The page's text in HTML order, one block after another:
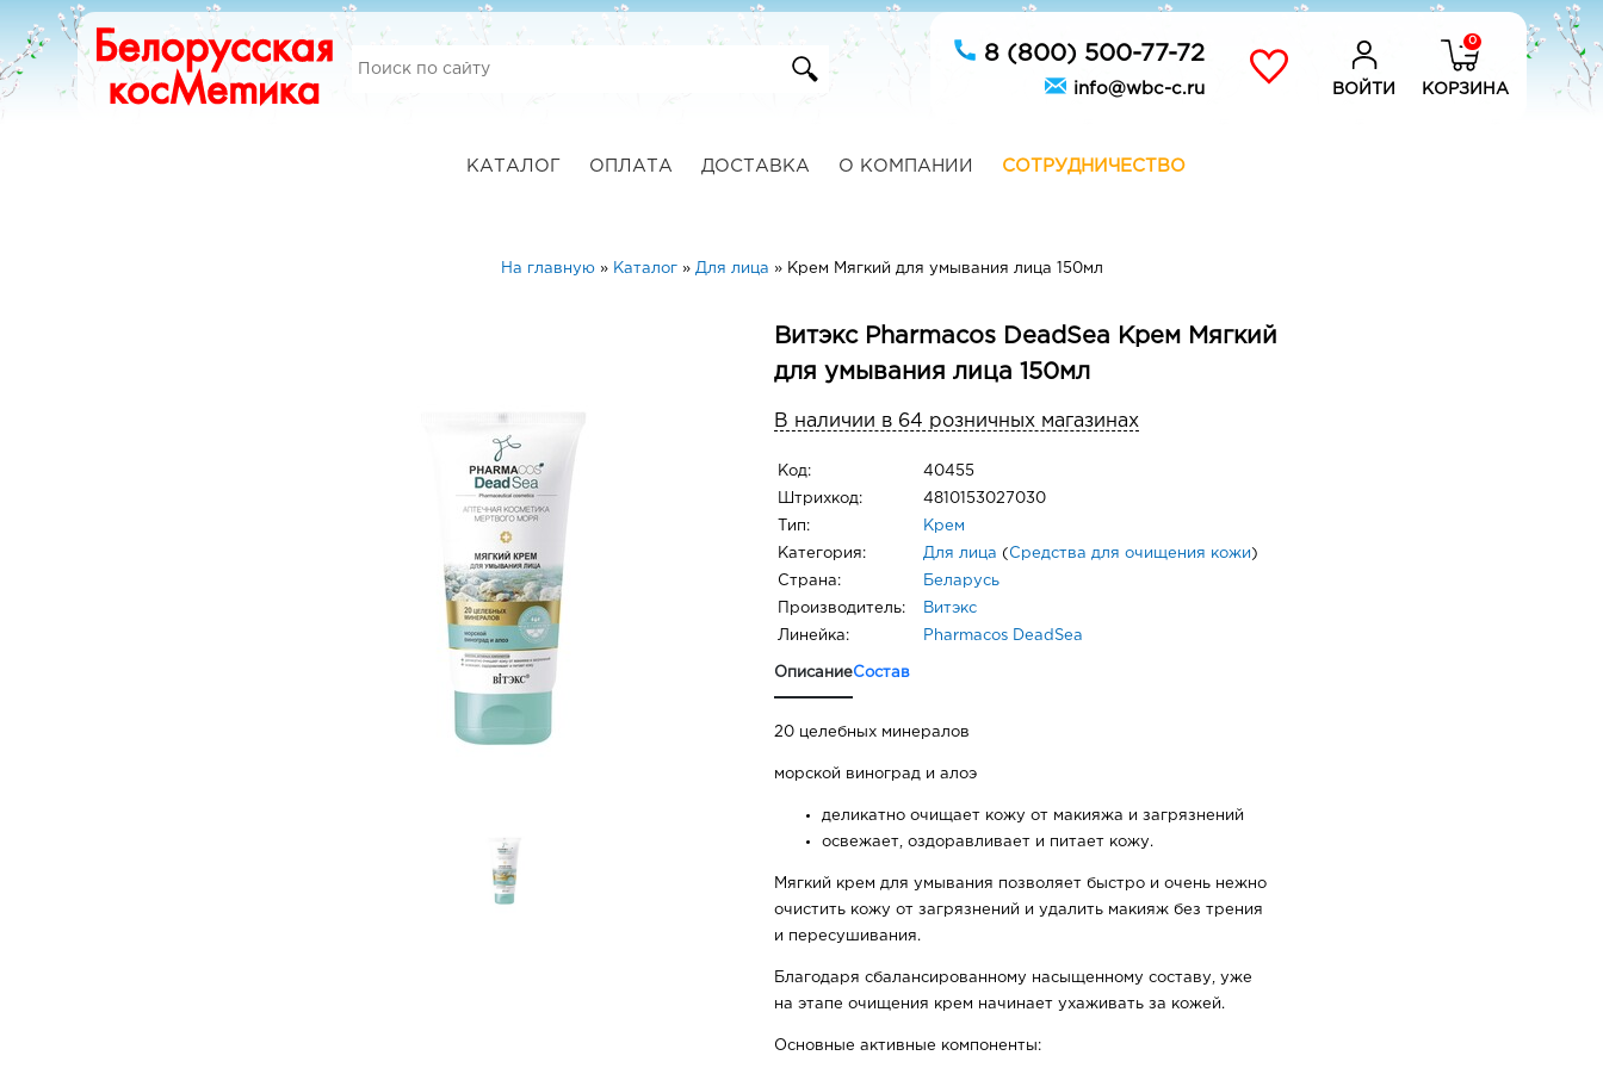
8 (800) 500-77-72
info@wbc-c.ru ВОЙТИ
0
КОРЗИНА
КАТАЛОГ ОПЛАТА ДОСТАВКА О КОМПАНИИ СОТРУДНИЧЕСТВО
На главную» Каталог» Для лица » Крем Мягкий для умывания лица 150мл
Витэкс Pharmacos DeadSea Крем Мягкий
для умывания лица 150мл
В наличии в 64 розничных магазинах
Код: 40455
Штрихкод: 4810153027030
Тип: Крем
Категория: Для лица ( Средства для очищения кожи )
Страна: Беларусь
Производитель: Витэкс
Линейка: Pharmacos DeadSea
ОписаниеСостав
20 целебных минералов
морской виноград и алоэ
деликатно очищает кожу от макияжа и загрязнений
освежает, оздоравливает и питает кожу.
Мягкий крем для умывания позволяет быстро и очень нежно
очистить кожу от загрязнений и удалить макияж без трения
и пересушивания.
Благодаря сбалансированному насыщенному составу, уже
на этапе очищения крем начинает ухаживать за кожей.
Основные активные компоненты: